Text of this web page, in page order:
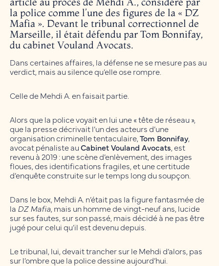
la police comme l’une des figures de la « DZ
Mafia ». Devant le tribunal correctionnel de
Marseille, il était défendu par Tom Bonnifay,
du cabinet Vouland Avocats.
Dans certaines affaires, la défense ne se mesure pas au
verdict, mais au silence qu’elle ose rompre.
Celle de Mehdi A. en faisait partie.
Alors que la police voyait en lui une « tête de réseau »,
que la presse décrivait l’un des acteurs d’une
organisation criminelle tentaculaire,Tom Bonnifay,
avocat pénaliste auCabinet Vouland Avocats, est
revenu à 2019 : une scène d’enlèvement, des images
floues, des identifications fragiles, et une certitude
d’enquête construite sur le temps long du soupçon.
Dans le box, Mehdi A. n’était pas la figure fantasmée de
la DZ Mafia, mais un homme de vingt-neuf ans, lucide
sur ses fautes, sur son passé, mais décidé à ne pas être
jugé pour celui qu’il est devenu depuis.
Le tribunal, lui, devait trancher sur le Mehdi d’alors, pas
sur l’ombre que la police dessine aujourd’hui.